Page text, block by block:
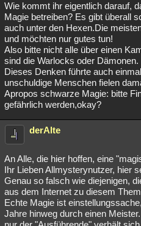
Wie kommt ihr eigentlich darauf,
Magie betreiben? Es gibt überall
auch unter den Hexen.Die
und möchten nur gutes tun!
Also bitte nicht alle über einen
sind die Warlocks oder Dämonen.
Dieses Denken führte auch
unschuldige Menschen fielen
Apropos schwarze Magie: bitte
gefährlich werden,okay?
derAlte
An Alle, die hier hoffen, eine
Ihr Lieben Allmysterynutzer, hier
Genau so falsch wie diejenigen,
aus dem Internet zu diesem
Echte Magie ist
Jahre hinweg durch einen